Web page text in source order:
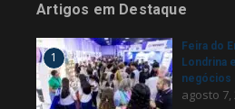
Artigos em Destaque
1
Feira do
Londrina
negócios
agosto 7,